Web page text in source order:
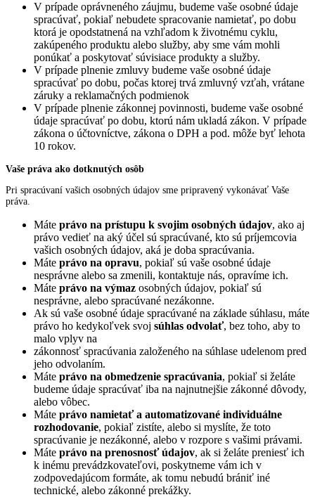
V prípade oprávneného záujmu, budeme vaše osobné údaje
spracúvať, pokiaľ nebudete spracovanie namietať, po dobu
ktorá je opodstatnená na vzhľadom k životnému cyklu,
zakúpeného produktu alebo služby, aby sme vám mohli
ponúkať a poskytovať súvisiace produkty a služby.
V prípade plnenie zmluvy budeme vaše osobné údaje
spracúvať po dobu, počas ktorej trvá zmluvný vzťah, vrátane
záruky a reklamačných podmienok
V prípade plnenie zákonnej povinnosti, budeme vaše osobné
údaje spracúvať po dobu, ktorú nám ukladá zákon. V prípade
zákona o účtovníctve, zákona o DPH a pod. môže byť lehota
10 rokov.
Vaše práva ako dotknutých osôb
Pri spracúvaní vašich osobných údajov sme pripravený vykonávať Vaše
práva.
Máte právo na prístupu k svojim osobných údajov, ako aj
právo vedieť na aký účel sú spracúvané, kto sú príjemcovia
vašich osobných údajov, aká je doba spracúvania.
Máte právo na opravu, pokiaľ sú vaše osobné údaje
nesprávne alebo sa zmenili, kontaktuje nás, opravíme ich.
Máte právo na výmaz osobných údajov, pokiaľ sú
nesprávne, alebo spracúvané nezákonne.
Ak sú vaše osobné údaje spracúvané na základe súhlasu, máte
právo ho kedykoľvek svoj súhlas odvolať, bez toho, aby to
malo vplyv na
zákonnosť spracúvania založeného na súhlase udelenom pred
jeho odvolaním.
Máte právo na obmedzenie spracúvania, pokiaľ si želáte
budeme údaje spracúvať iba na najnutnejšie zákonné dôvody,
alebo vôbec.
Máte právo namietať a automatizované individuálne
rozhodovanie, pokiaľ zistíte, alebo si myslíte, že toto
spracúvanie je nezákonné, alebo v rozpore s vašimi právami.
Máte právo na prenosnosť údajov, ak si želáte preniesť ich
k inému prevádzkovateľovi, poskytneme vám ich v
zodpovedajúcom formáte, ak tomu nebudú brániť iné
technické, alebo zákonné prekážky.